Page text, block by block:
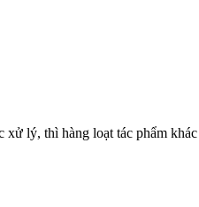
lý, thì hàng loạt tác phẩm